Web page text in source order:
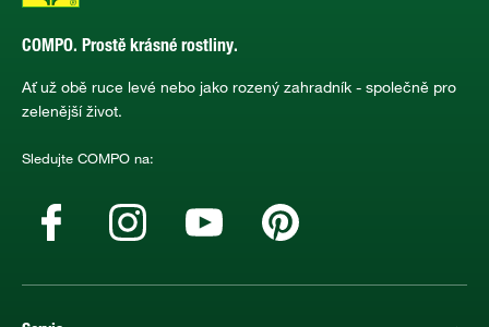
COMPO. Prostě krásné rostliny.
Ať už obě ruce levé nebo jako rozený zahradník - společně pro
zelenější život.
Sledujte COMPO na: